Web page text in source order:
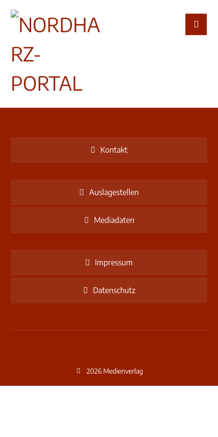
Kontakt
Auslagestellen
Mediadaten
Impressum
Datenschutz
2026 Medienverlag